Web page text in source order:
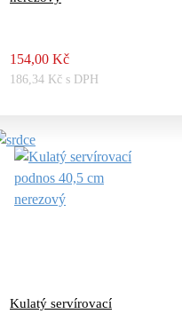
154,00 Kč
186,34 Kč s DPH
Kulatý servírovací